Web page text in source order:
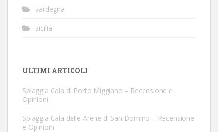
Sardegna
Sicilia
ULTIMI ARTICOLI
Spiaggia Cala di Porto Miggiano – Recensione e
Opinioni
Spiaggia Cala delle Arene di San Domino – Recensione
e Opinioni